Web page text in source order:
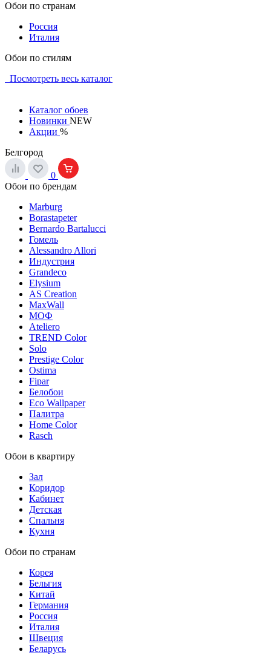
Обои по странам
Россия
Италия
Обои по стилям
Посмотреть весь каталог
Каталог обоев
Новинки NEW
Акции %
Белгород
0
Обои по брендам
Marburg
Borastapeter
Bernardo Bartalucci
Гомель
Alessandro Allori
Индустрия
Grandeco
Elysium
AS Creation
MaxWall
МОФ
Ateliero
TREND Color
Solo
Prestige Color
Ostima
Fipar
Белобои
Eco Wallpaper
Палитра
Home Color
Rasch
Обои в квартиру
Зал
Коридор
Кабинет
Детская
Спальня
Кухня
Обои по странам
Корея
Бельгия
Китай
Германия
Россия
Италия
Швеция
Беларусь